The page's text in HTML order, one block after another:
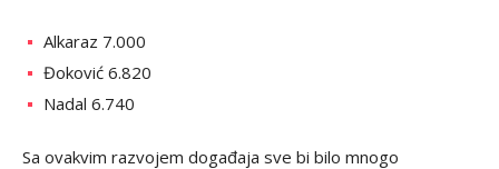
Alkaraz 7.000
Đoković 6.820
Nadal 6.740
Sa ovakvim razvojem događaja sve bi bilo mnogo